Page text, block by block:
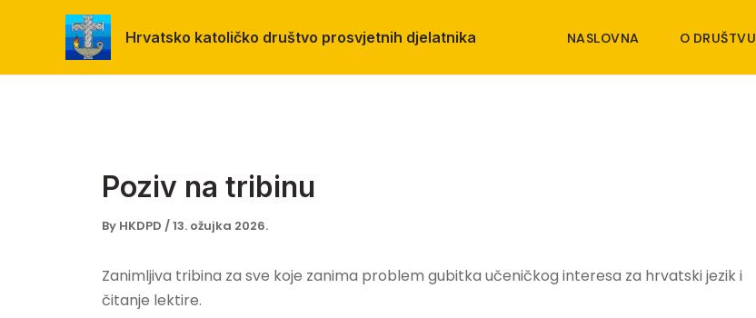
Hrvatsko katoličko društvo prosvjetnih djelatnika NASLOVNA O DRUŠTVU
Poziv na tribinu
By HKDPD /13. ožujka 2026.
Zanimljiva tribina za sve koje zanima problem gubitka učeničkog interesa za hrvatski jezik i
čitanje lektire.